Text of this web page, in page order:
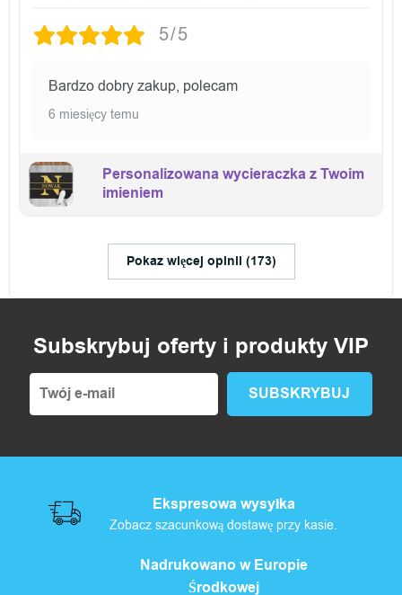
5/5
Bardzo dobry zakup, polecam
6 miesięcy temu
Personalizowana wycieraczka z Twoim
imieniem
Pokaz więcej opinii (173)
Subskrybuj oferty i produkty VIP
Ekspresowa wysyłka
Zobacz szacunkową dostawę przy kasie.
Nadrukowano w Europie
Środkowej